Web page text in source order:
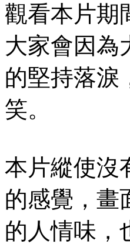
觀看本片期
大家會因為
的堅持落淚
笑。
本片縱使沒
的感覺，畫
的人情味，